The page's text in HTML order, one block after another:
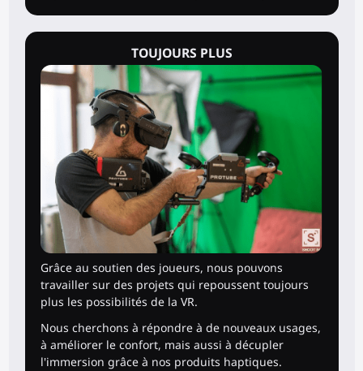
TOUJOURS PLUS
Grâce au soutien des joueurs, nous pouvons
travailler sur des projets qui repoussent toujours
plus les possibilités de la VR.
Nous cherchons à répondre à de nouveaux usages,
à améliorer le confort, mais aussi à décupler
l'immersion grâce à nos produits haptiques.